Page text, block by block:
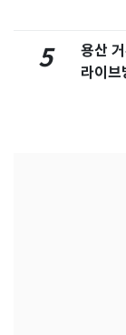
5
용산
라이브